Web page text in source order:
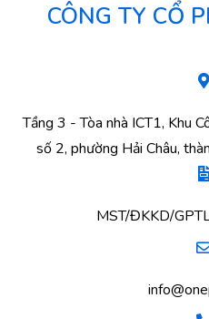
CÔNG TY CỔ
Tầng 3 - Tòa nhà ICT1, Khu
số 2, phường Hải Châu,
MST/ĐKKD/